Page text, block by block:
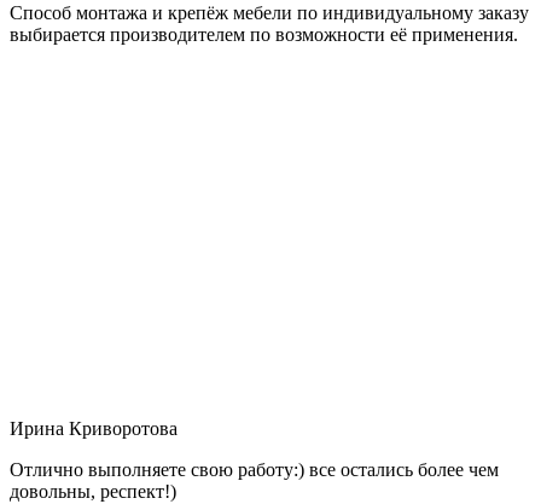
Способ монтажа и крепёж мебели по индивидуальному заказу
выбирается производителем по возможности её применения.
Ирина Криворотова
Отлично выполняете свою работу:) все остались более чем
довольны, респект!)